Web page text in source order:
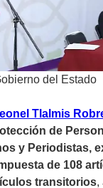
del Estado
Tlalmis
de
y Periodistas,
de 108
transitorios,